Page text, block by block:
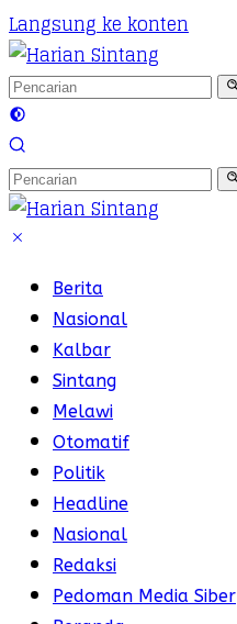
Langsung ke konten
Berita
Nasional
Kalbar
Sintang
Melawi
Otomatif
Politik
Headline
Nasional
Redaksi
Pedoman Media Siber